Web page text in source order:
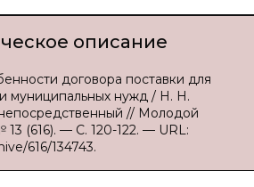
описание
договора поставки для
муниципальных нужд / Н. Н.
// Молодой
(616). — С. 120-122. — URL:
616/134743.